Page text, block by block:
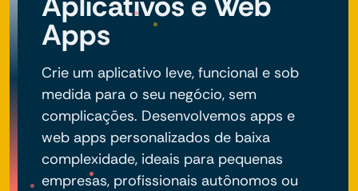
Apps
Crie um aplicativo leve, funcional e sob
medida para o seu negócio, sem
complicações. Desenvolvemos apps e
web apps personalizados de baixa
complexidade, ideais para pequenas
empresas, profissionais autônomos ou